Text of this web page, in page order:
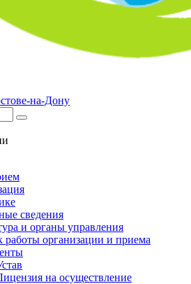
на-Дону
сведения
и органы управления
работы организации и приема
на осуществление